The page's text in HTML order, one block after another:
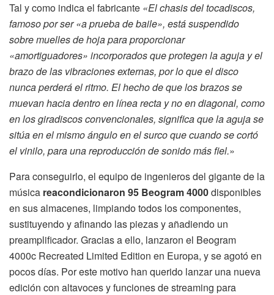
Tal y como indica el fabricante «El chasis del tocadiscos,
famoso por ser «a prueba de baile», está suspendido
sobre muelles de hoja para proporcionar
«amortiguadores» incorporados que protegen la aguja y el
brazo de las vibraciones externas, por lo que el disco
nunca perderá el ritmo. El hecho de que los brazos se
muevan hacia dentro en línea recta y no en diagonal, como
en los giradiscos convencionales, significa que la aguja se
sitúa en el mismo ángulo en el surco que cuando se cortó
el vinilo, para una reproducción de sonido más fiel.»
Para conseguirlo, el equipo de ingenieros del gigante de la
música reacondicionaron 95 Beogram 4000disponibles
en sus almacenes, limpiando todos los componentes,
sustituyendo y afinando las piezas y añadiendo un
preamplificador. Gracias a ello, lanzaron el Beogram
4000c Recreated Limited Edition en Europa, y se agotó en
pocos días. Por este motivo han querido lanzar una nueva
edición con altavoces y funciones de streaming para